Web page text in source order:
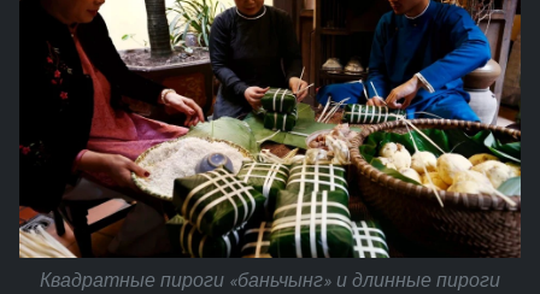
Квадратные пироги «баньчынг» и длинные пироги